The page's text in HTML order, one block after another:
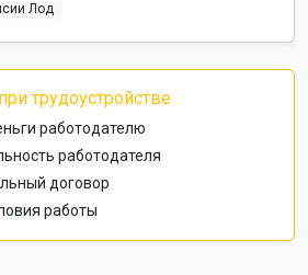
Лод
трудоустройстве
работодателю
работодателя
договор
работы